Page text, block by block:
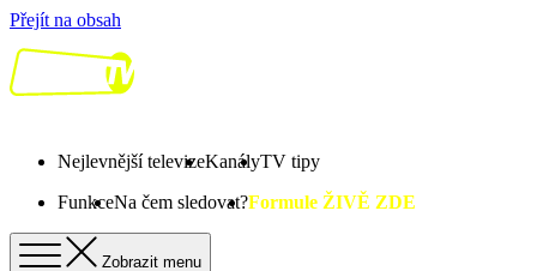
Přejít na obsah
Nejlevnější televizeKanályTV tipy
FunkceNa čem sledovat?Formule ŽIVĚ ZDE
Zobrazit menu